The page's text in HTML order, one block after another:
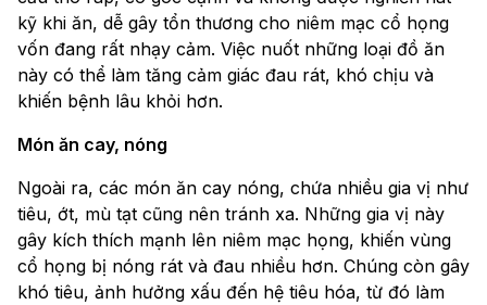
kỹ khi ăn, dễ gây tổn thương cho niêm mạc cổ họng
vốn đang rất nhạy cảm. Việc nuốt những loại đồ ăn
này có thể làm tăng cảm giác đau rát, khó chịu và
khiến bệnh lâu khỏi hơn.
Món ăn cay, nóng
Ngoài ra, các món ăn cay nóng, chứa nhiều gia vị như
tiêu, ớt, mù tạt cũng nên tránh xa. Những gia vị này
gây kích thích mạnh lên niêm mạc họng, khiến vùng
cổ họng bị nóng rát và đau nhiều hơn. Chúng còn gây
khó tiêu, ảnh hưởng xấu đến hệ tiêu hóa, từ đó làm